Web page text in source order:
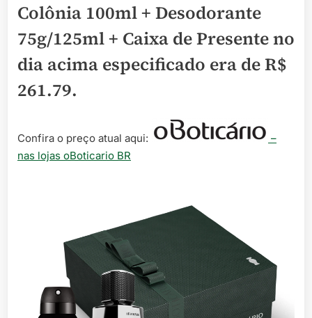
Colônia 100ml + Desodorante
75g/125ml + Caixa de Presente no
dia acima especificado era deR$
261.79.
Confira o preço atual aqui:
–
nas lojas oBoticario BR